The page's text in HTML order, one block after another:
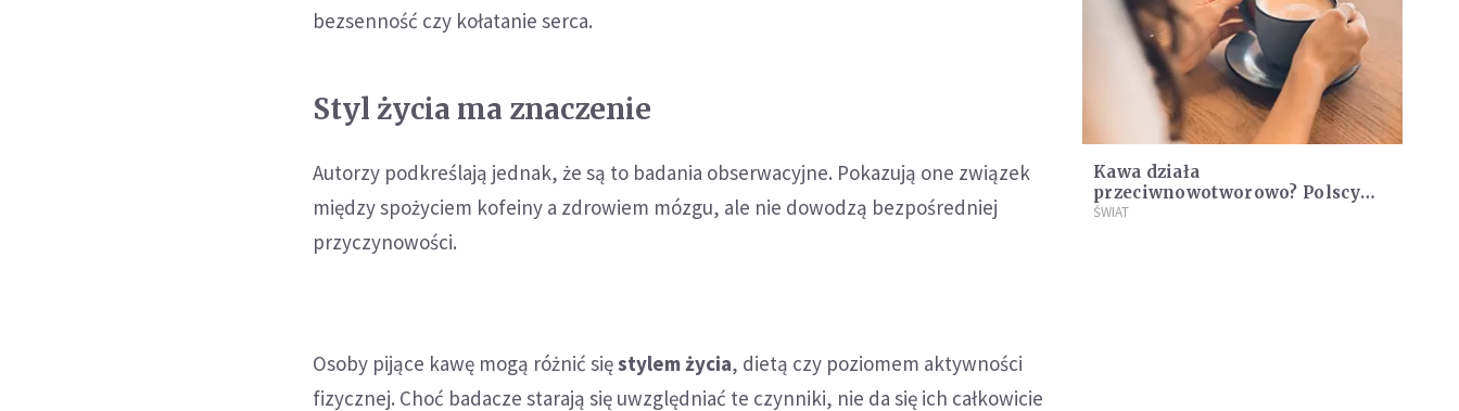
bezsenność czy kołatanie serca.
Styl życia ma znaczenie
Autorzy podkreślają jednak, że są to badania obserwacyjne. Pokazują one związek
między spożyciem kofeiny a zdrowiem mózgu, ale nie dowodzą bezpośredniej
przyczynowości.
Osoby pijące kawę mogą różnić sięstylem życia, dietą czy poziomem aktywności
fizycznej. Choć badacze starają się uwzględniać te czynniki, nie da się ich całkowicie
Kawa działa
przeciwnowotworowo? Polscy
naukowcy twierdzą, że tak
ŚWIAT